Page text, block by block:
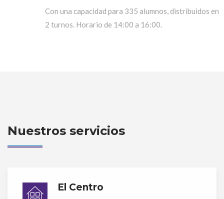
Con una capacidad para 335 alumnos, distribuidos en
2 turnos. Horario de 14:00 a 16:00.
Nuestros servicios
El Centro